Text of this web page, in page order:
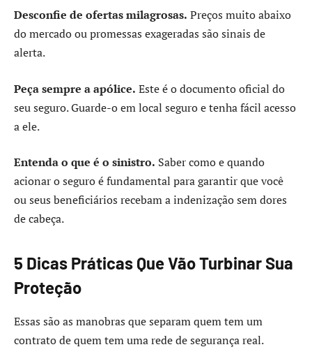
Desconfie de ofertas milagrosas. Preços muito abaixo
do mercado ou promessas exageradas são sinais de
alerta.
Peça sempre a apólice. Este é o documento oficial do
seu seguro. Guarde-o em local seguro e tenha fácil acesso
a ele.
Entenda o que é o sinistro. Saber como e quando
acionar o seguro é fundamental para garantir que você
ou seus beneficiários recebam a indenização sem dores
de cabeça.
5 Dicas Práticas Que Vão Turbinar Sua
Proteção
Essas são as manobras que separam quem tem um
contrato de quem tem uma rede de segurança real.